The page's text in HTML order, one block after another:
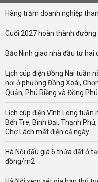
Hàng trăm doanh nghiệp
Cuối 2027 hoàn thành đường
Bắc Ninh giao nhà đầu tư hai
Lịch cúp điện Đồng Nai tuần
nơi ở phường Đồng Xoài,
Quản, Phú Riềng và Đồng Phú
Lịch cúp điện Vĩnh Long
Bến Tre, Bình Đại, Thạnh
Chợ Lách mất điện cả ngày
Hà Nội đấu giá 6 thửa đất ở
đồng/m2